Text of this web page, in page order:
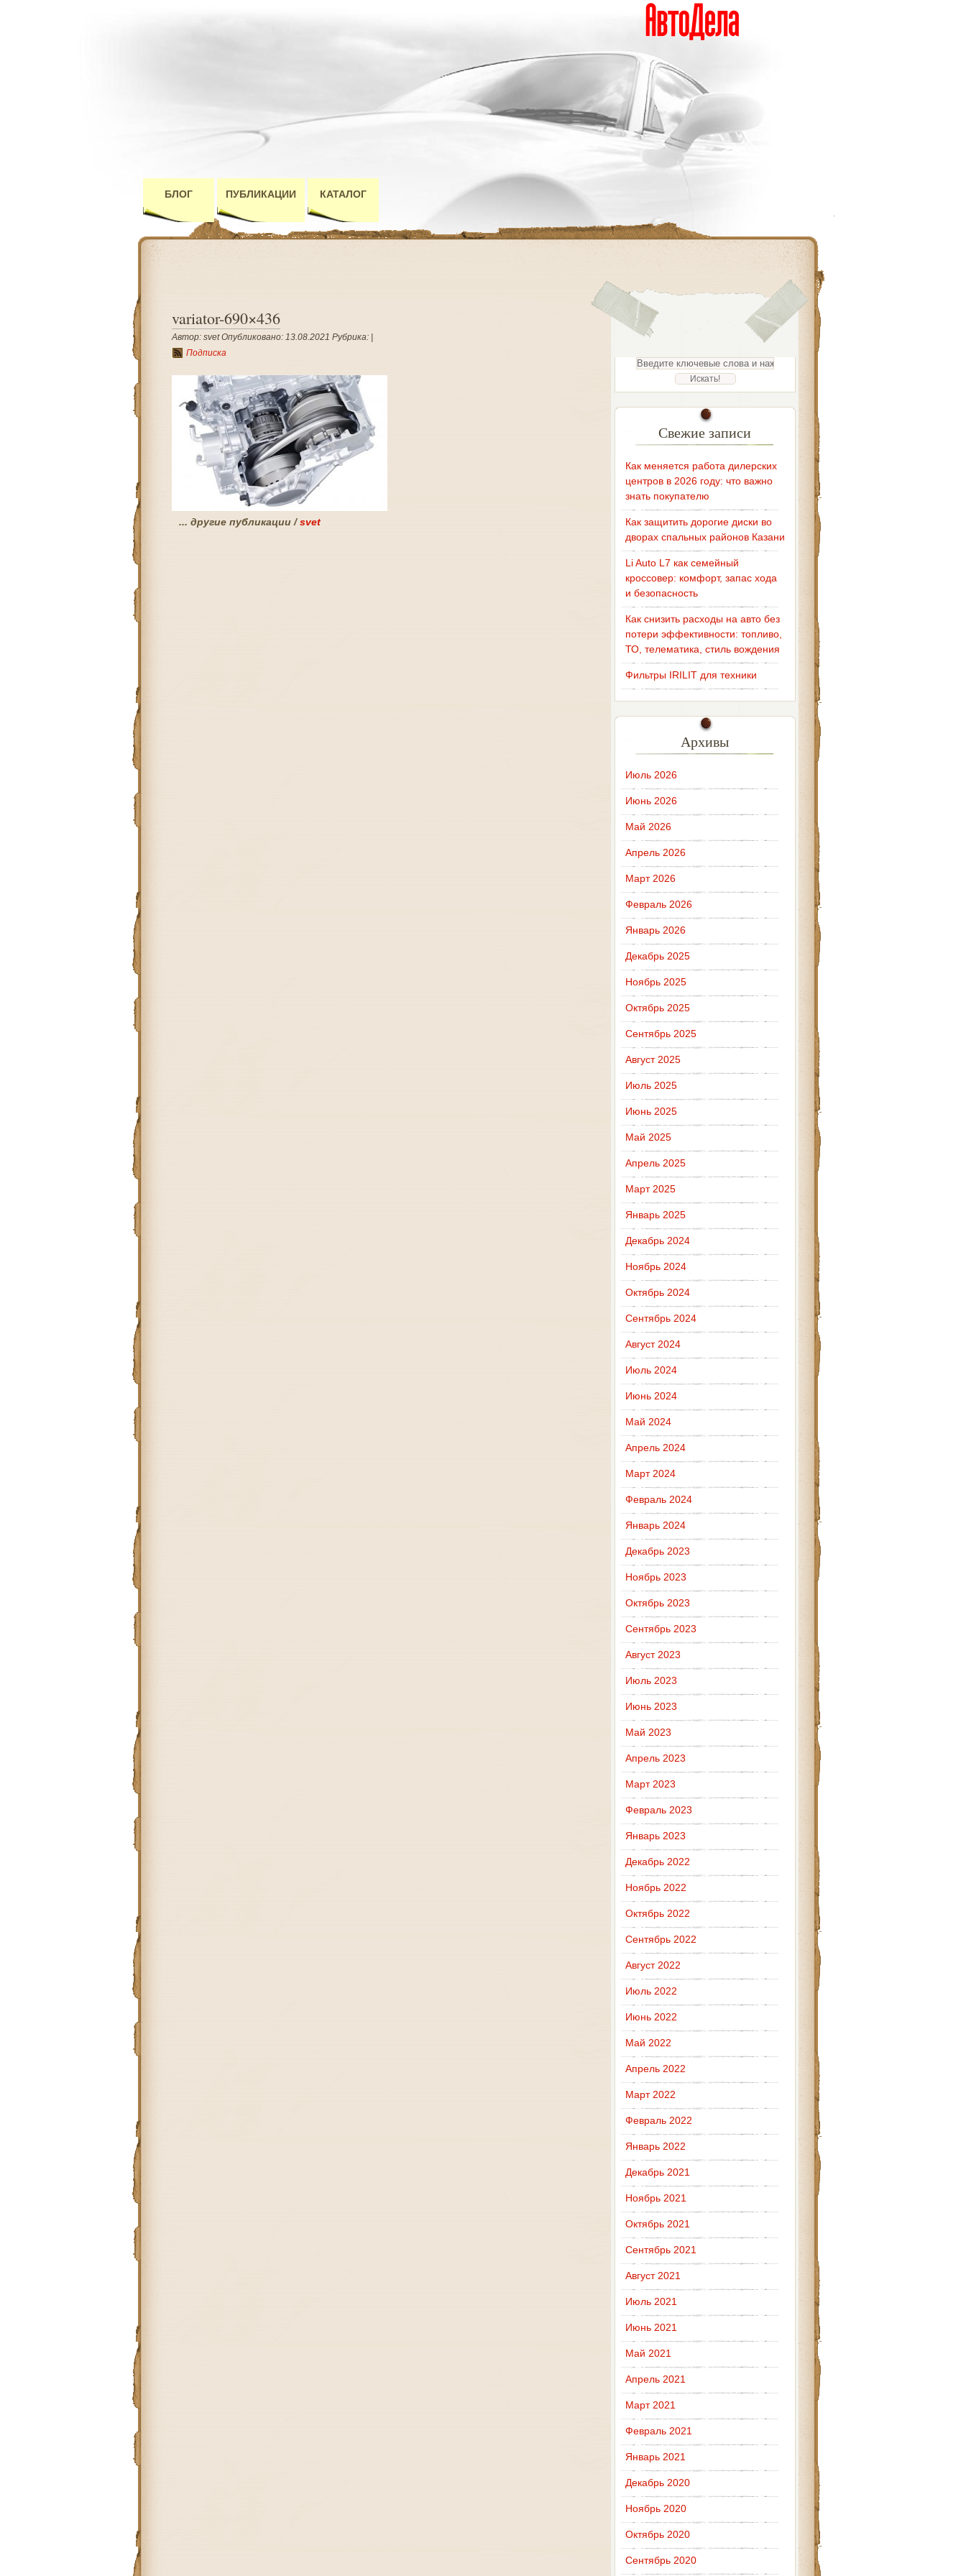
БЛОГ ПУБЛИКАЦИИ КАТАЛОГ
variator-690×436
Автор: svet Опубликовано: 13.08.2021 Рубрика: |
Подписка
... другие публикации /svet
Свежие записи
Как меняется работа дилерских
центров в 2026 году: что важно
знать покупателю
Как защитить дорогие диски во
дворах спальных районов Казани
Li Auto L7 как семейный
кроссовер: комфорт, запас хода
и безопасность
Как снизить расходы на авто без
потери эффективности: топливо,
ТО, телематика, стиль вождения
Фильтры IRILIT для техники
Архивы
Июль 2026
Июнь 2026
Май 2026
Апрель 2026
Март 2026
Февраль 2026
Январь 2026
Декабрь 2025
Ноябрь 2025
Октябрь 2025
Сентябрь 2025
Август 2025
Июль 2025
Июнь 2025
Май 2025
Апрель 2025
Март 2025
Январь 2025
Декабрь 2024
Ноябрь 2024
Октябрь 2024
Сентябрь 2024
Август 2024
Июль 2024
Июнь 2024
Май 2024
Апрель 2024
Март 2024
Февраль 2024
Январь 2024
Декабрь 2023
Ноябрь 2023
Октябрь 2023
Сентябрь 2023
Август 2023
Июль 2023
Июнь 2023
Май 2023
Апрель 2023
Март 2023
Февраль 2023
Январь 2023
Декабрь 2022
Ноябрь 2022
Октябрь 2022
Сентябрь 2022
Август 2022
Июль 2022
Июнь 2022
Май 2022
Апрель 2022
Март 2022
Февраль 2022
Январь 2022
Декабрь 2021
Ноябрь 2021
Октябрь 2021
Сентябрь 2021
Август 2021
Июль 2021
Июнь 2021
Май 2021
Апрель 2021
Март 2021
Февраль 2021
Январь 2021
Декабрь 2020
Ноябрь 2020
Октябрь 2020
Сентябрь 2020